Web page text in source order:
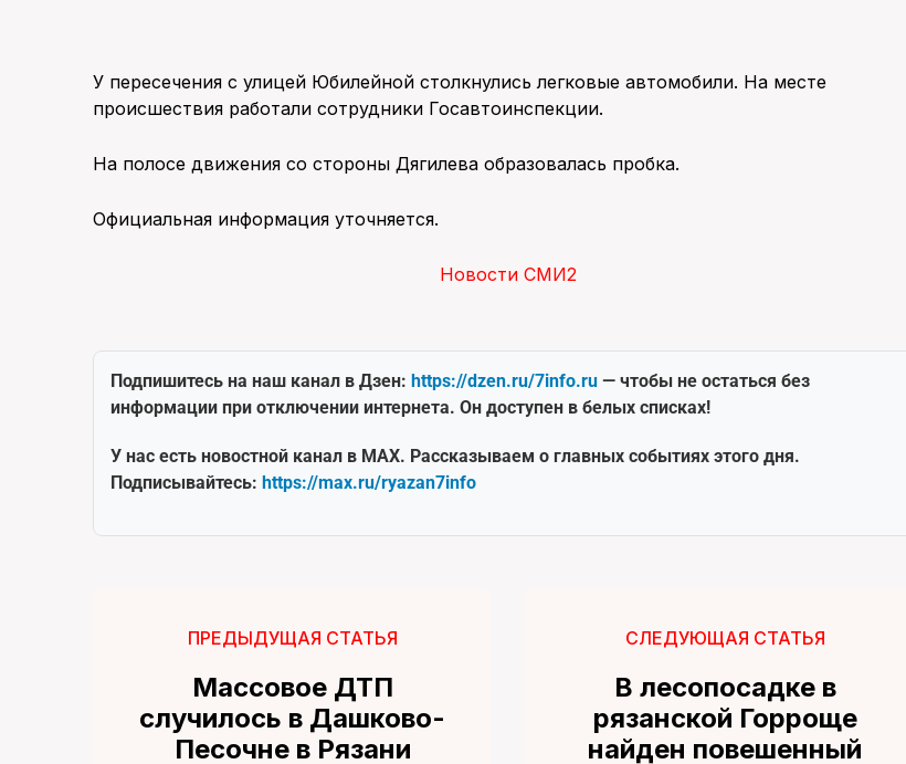
У пересечения с улицей Юбилейной столкнулись легковые автомобили. На месте
происшествия работали сотрудники Госавтоинспекции.
На полосе движения со стороны Дягилева образовалась пробка.
Официальная информация уточняется.
Новости СМИ2
Подпишитесь на наш канал в Дзен: https://dzen.ru/7info.ru — чтобы не остаться без
информации при отключении интернета. Он доступен в белых списках!
У нас есть новостной канал в MAX. Рассказываем о главных событиях этого дня.
Подписывайтесь: https://max.ru/ryazan7info
ПРЕДЫДУЩАЯ СТАТЬЯ
Массовое ДТП
случилось в Дашково-
Песочне в Рязани
СЛЕДУЮЩАЯ СТАТЬЯ
В лесопосадке в
рязанской Горроще
найден повешенный